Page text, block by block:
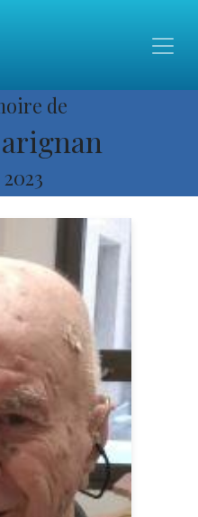
de
2023